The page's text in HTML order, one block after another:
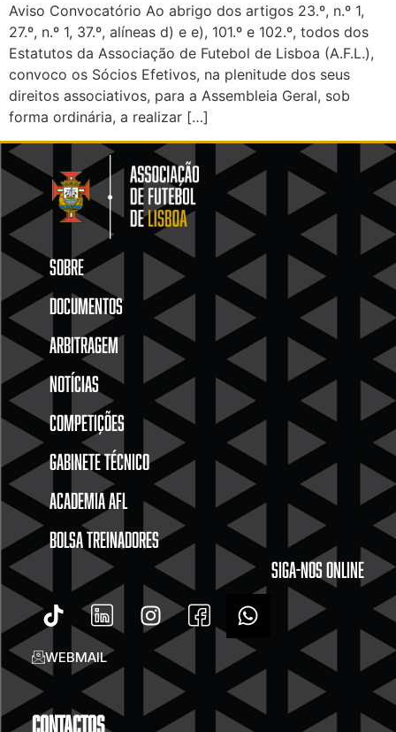
Aviso Convocatório Ao abrigo dos artigos 23.º, n.º 1,
27.º, n.º 1, 37.º, alíneas d) e e), 101.º e 102.º, todos dos
Estatutos da Associação de Futebol de Lisboa (A.F.L.),
convoco os Sócios Efetivos, na plenitude dos seus
direitos associativos, para a Assembleia Geral, sob
forma ordinária, a realizar […]
SOBRE
DOCUMENTOS
ARBITRAGEM
NOTÍCIAS
COMPETIÇÕES
GABINETE TÉCNICO
ACADEMIA AFL
BOLSA TREINADORES
SIGA-NOS ONLINE
WEBMAIL
Contactos